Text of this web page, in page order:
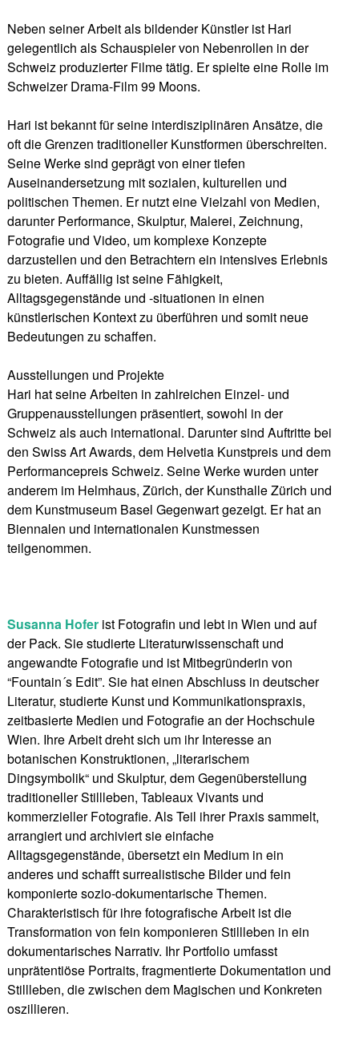
Neben seiner Arbeit als bildender Künstler ist Hari
gelegentlich als Schauspieler von Nebenrollen in der
Schweiz produzierter Filme tätig. Er spielte eine Rolle im
Schweizer Drama-Film 99 Moons.
Hari ist bekannt für seine interdisziplinären Ansätze, die
oft die Grenzen traditioneller Kunstformen überschreiten.
Seine Werke sind geprägt von einer tiefen
Auseinandersetzung mit sozialen, kulturellen und
politischen Themen. Er nutzt eine Vielzahl von Medien,
darunter Performance, Skulptur, Malerei, Zeichnung,
Fotografie und Video, um komplexe Konzepte
darzustellen und den Betrachtern ein intensives Erlebnis
zu bieten. Auffällig ist seine Fähigkeit,
Alltagsgegenstände und -situationen in einen
künstlerischen Kontext zu überführen und somit neue
Bedeutungen zu schaffen.
Ausstellungen und Projekte
Hari hat seine Arbeiten in zahlreichen Einzel- und
Gruppenausstellungen präsentiert, sowohl in der
Schweiz als auch international. Darunter sind Auftritte bei
den Swiss Art Awards, dem Helvetia Kunstpreis und dem
Performancepreis Schweiz. Seine Werke wurden unter
anderem im Helmhaus, Zürich, der Kunsthalle Zürich und
dem Kunstmuseum Basel Gegenwart gezeigt. Er hat an
Biennalen und internationalen Kunstmessen
teilgenommen.
Susanna Hoferist Fotografin und lebt in Wien und auf
der Pack. Sie studierte Literaturwissenschaft und
angewandte Fotografie und ist Mitbegründerin von
“Fountain´s Edit”. Sie hat einen Abschluss in deutscher
Literatur, studierte Kunst und Kommunikationspraxis,
zeitbasierte Medien und Fotografie an der Hochschule
Wien. Ihre Arbeit dreht sich um ihr Interesse an
botanischen Konstruktionen, „literarischem
Dingsymbolik“ und Skulptur, dem Gegenüberstellung
traditioneller Stillleben, Tableaux Vivants und
kommerzieller Fotografie. Als Teil ihrer Praxis sammelt,
arrangiert und archiviert sie einfache
Alltagsgegenstände, übersetzt ein Medium in ein
anderes und schafft surrealistische Bilder und fein
komponierte sozio-dokumentarische Themen.
Charakteristisch für ihre fotografische Arbeit ist die
Transformation von fein komponieren Stillleben in ein
dokumentarisches Narrativ. Ihr Portfolio umfasst
unprätentiöse Portraits, fragmentierte Dokumentation und
Stillleben, die zwischen dem Magischen und Konkreten
oszillieren.